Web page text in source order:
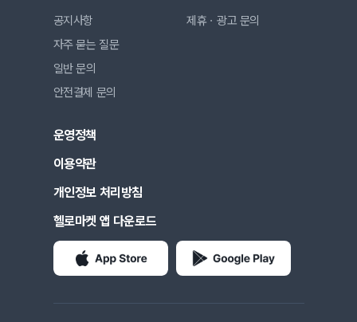
공지사항
자주 묻는 질문
일반 문의
안전결제 문의
제휴ㆍ광고 문의
운영정책
이용약관
개인정보 처리방침
헬로마켓 앱 다운로드